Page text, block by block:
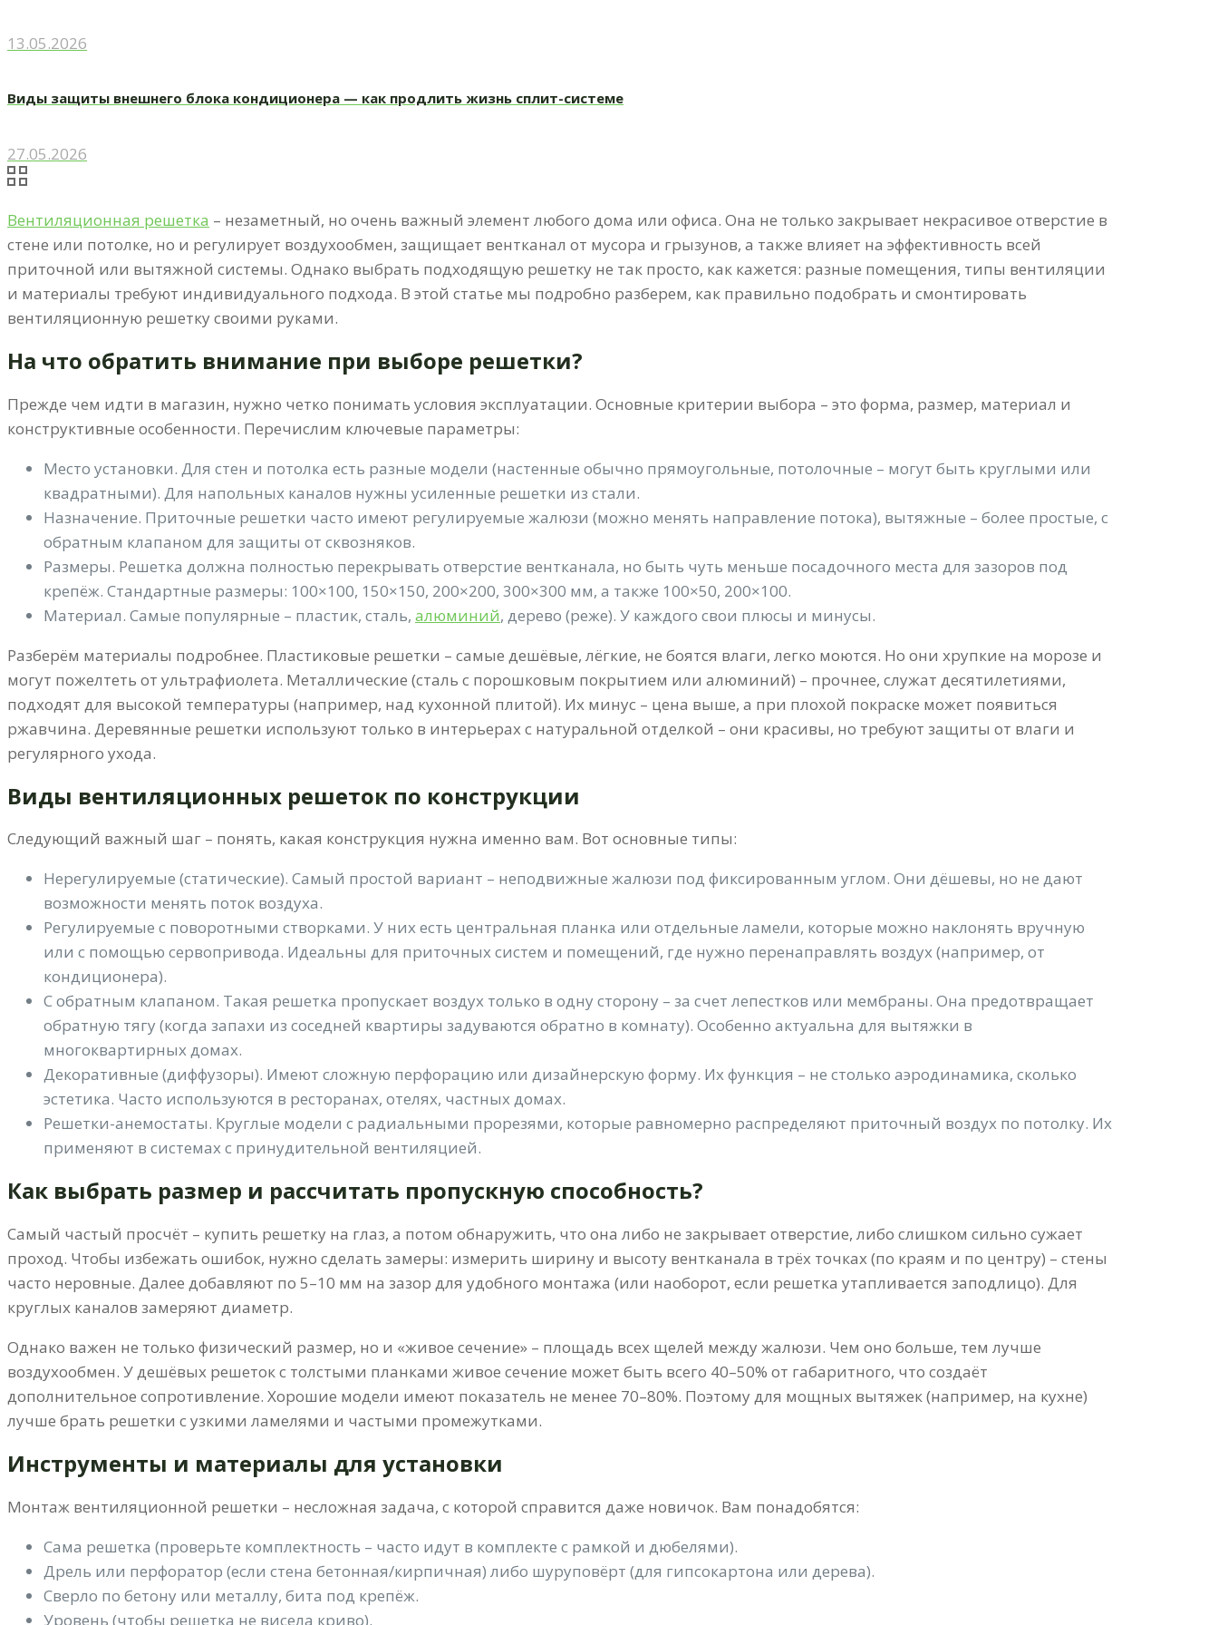
13.05.2026
Виды защиты внешнего блока кондиционера — как продлить жизнь сплит-системе
27.05.2026
Вентиляционная решетка – незаметный, но очень важный элемент любого дома или офиса. Она не только закрывает некрасивое отверстие в
стене или потолке, но и регулирует воздухообмен, защищает вентканал от мусора и грызунов, а также влияет на эффективность всей
приточной или вытяжной системы. Однако выбрать подходящую решетку не так просто, как кажется: разные помещения, типы вентиляции
и материалы требуют индивидуального подхода. В этой статье мы подробно разберем, как правильно подобрать и смонтировать
вентиляционную решетку своими руками.
На что обратить внимание при выборе решетки?
Прежде чем идти в магазин, нужно четко понимать условия эксплуатации. Основные критерии выбора – это форма, размер, материал и
конструктивные особенности. Перечислим ключевые параметры:
Место установки. Для стен и потолка есть разные модели (настенные обычно прямоугольные, потолочные – могут быть круглыми или
квадратными). Для напольных каналов нужны усиленные решетки из стали.
Назначение. Приточные решетки часто имеют регулируемые жалюзи (можно менять направление потока), вытяжные – более простые, с
обратным клапаном для защиты от сквозняков.
Размеры. Решетка должна полностью перекрывать отверстие вентканала, но быть чуть меньше посадочного места для зазоров под
крепёж. Стандартные размеры: 100×100, 150×150, 200×200, 300×300 мм, а также 100×50, 200×100.
Материал. Самые популярные – пластик, сталь, алюминий, дерево (реже). У каждого свои плюсы и минусы.
Разберём материалы подробнее. Пластиковые решетки – самые дешёвые, лёгкие, не боятся влаги, легко моются. Но они хрупкие на морозе и
могут пожелтеть от ультрафиолета. Металлические (сталь с порошковым покрытием или алюминий) – прочнее, служат десятилетиями,
подходят для высокой температуры (например, над кухонной плитой). Их минус – цена выше, а при плохой покраске может появиться
ржавчина. Деревянные решетки используют только в интерьерах с натуральной отделкой – они красивы, но требуют защиты от влаги и
регулярного ухода.
Виды вентиляционных решеток по конструкции
Следующий важный шаг – понять, какая конструкция нужна именно вам. Вот основные типы:
Нерегулируемые (статические). Самый простой вариант – неподвижные жалюзи под фиксированным углом. Они дёшевы, но не дают
возможности менять поток воздуха.
Регулируемые с поворотными створками. У них есть центральная планка или отдельные ламели, которые можно наклонять вручную
или с помощью сервопривода. Идеальны для приточных систем и помещений, где нужно перенаправлять воздух (например, от
кондиционера).
С обратным клапаном. Такая решетка пропускает воздух только в одну сторону – за счет лепестков или мембраны. Она предотвращает
обратную тягу (когда запахи из соседней квартиры задуваются обратно в комнату). Особенно актуальна для вытяжки в
многоквартирных домах.
Декоративные (диффузоры). Имеют сложную перфорацию или дизайнерскую форму. Их функция – не столько аэродинамика, сколько
эстетика. Часто используются в ресторанах, отелях, частных домах.
Решетки-анемостаты. Круглые модели с радиальными прорезями, которые равномерно распределяют приточный воздух по потолку. Их
применяют в системах с принудительной вентиляцией.
Как выбрать размер и рассчитать пропускную способность?
Самый частый просчёт – купить решетку на глаз, а потом обнаружить, что она либо не закрывает отверстие, либо слишком сильно сужает
проход. Чтобы избежать ошибок, нужно сделать замеры: измерить ширину и высоту вентканала в трёх точках (по краям и по центру) – стены
часто неровные. Далее добавляют по 5–10 мм на зазор для удобного монтажа (или наоборот, если решетка утапливается заподлицо). Для
круглых каналов замеряют диаметр.
Однако важен не только физический размер, но и «живое сечение» – площадь всех щелей между жалюзи. Чем оно больше, тем лучше
воздухообмен. У дешёвых решеток с толстыми планками живое сечение может быть всего 40–50% от габаритного, что создаёт
дополнительное сопротивление. Хорошие модели имеют показатель не менее 70–80%. Поэтому для мощных вытяжек (например, на кухне)
лучше брать решетки с узкими ламелями и частыми промежутками.
Инструменты и материалы для установки
Монтаж вентиляционной решетки – несложная задача, с которой справится даже новичок. Вам понадобятся:
Сама решетка (проверьте комплектность – часто идут в комплекте с рамкой и дюбелями).
Дрель или перфоратор (если стена бетонная/кирпичная) либо шуруповёрт (для гипсокартона или дерева).
Сверло по бетону или металлу, бита под крепёж.
Уровень (чтобы решетка не висела криво).